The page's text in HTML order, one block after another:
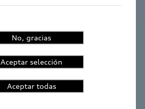
No, gracias
Aceptar selección
Aceptar todas